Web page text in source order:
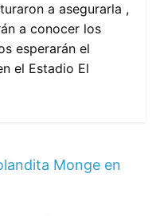
a asegurarla ,
a conocer los
esperarán el
el Estadio El
Monge en